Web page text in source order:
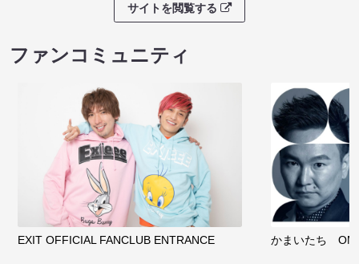
サイトを閲覧する
ファンコミュニティ
EXIT OFFICIAL FANCLUB ENTRANCE かまいたち